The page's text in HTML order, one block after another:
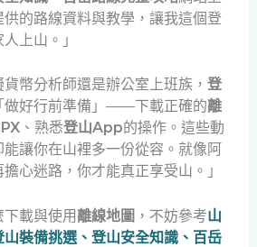
的路線資料與教學，讓我這個登
上山。」
幣分析師還是辦公室上班族， 登
做好行前準備」——下載正確的離
、熟悉登山App的操作。這些動
讓你在山裡多一份從容。就像阿
心迷路，你才能真正享受山。」
載與使用離線地圖 ，不妨參考山
裝備挑選、登山安全知識、百岳